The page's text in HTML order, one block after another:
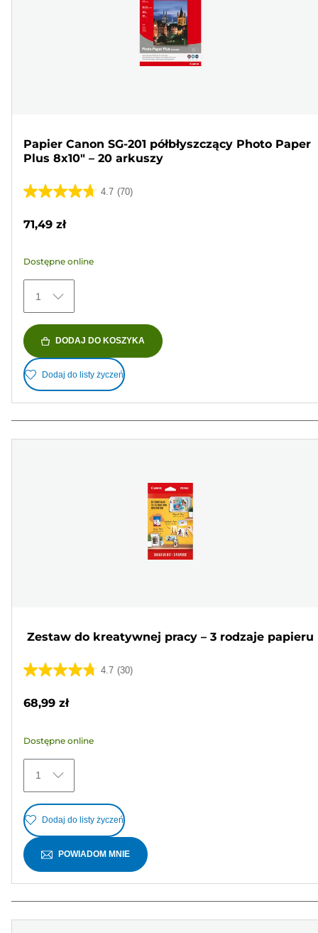
Papier Canon SG-201 półbłyszczący Photo Paper
Plus 8x10" – 20 arkuszy
4.7 (70)
4.7
5
70
Recenzji
71,49 zł
Dostępne online
1
DODAJ DO KOSZYKA
Dodaj do listy życzeń
Zestaw do kreatywnej pracy – 3 rodzaje papieru
4.7 (30)
4.7
5
30
Recenzji
68,99 zł
Dostępne online
1
Dodaj do listy życzeń
POWIADOM MNIE